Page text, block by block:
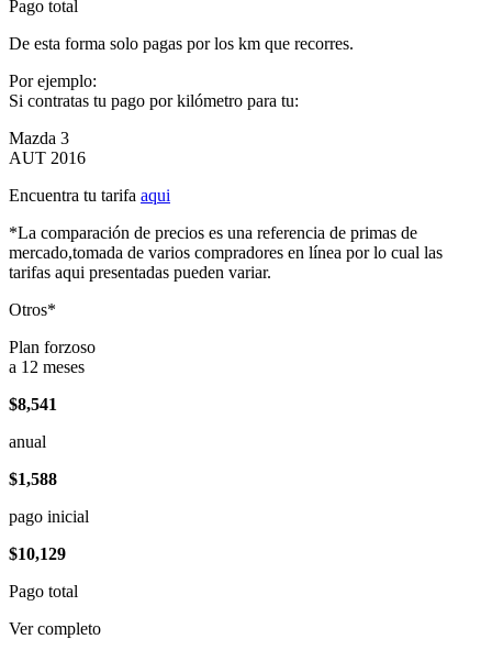
Pago total
De esta forma solo pagas por los km que recorres.
Por ejemplo:
Si contratas tu pago por kilómetro para tu:
Mazda 3
AUT 2016
Encuentra tu tarifa aqui
*La comparación de precios es una referencia de primas de
mercado,tomada de varios compradores en línea por lo cual las
tarifas aqui presentadas pueden variar.
Otros*
Plan forzoso
a 12 meses
$8,541
anual
$1,588
pago inicial
$10,129
Pago total
Ver completo